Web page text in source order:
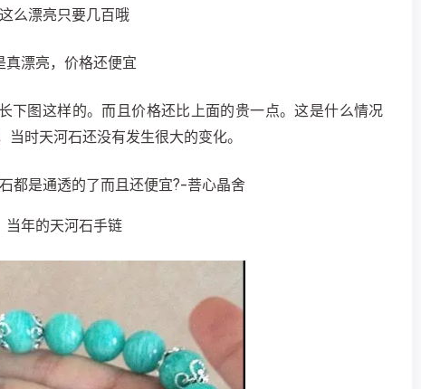
这么漂亮只要几百哦
真漂亮，价格还便宜
下图这样的。而且价格还比上面的贵一点。这是什么情况
当时天河石还没有发生很大的变化。
当年的天河石手链